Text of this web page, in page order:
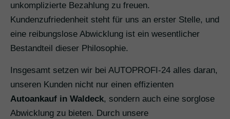
unkomplizierte Bezahlung zu freuen.
Kundenzufriedenheit steht für uns an erster Stelle, und
eine reibungslose Abwicklung ist ein wesentlicher
Bestandteil dieser Philosophie.
Insgesamt setzen wir bei AUTOPROFI-24 alles daran,
unseren Kunden nicht nur einen effizienten
Autoankauf in Waldeck, sondern auch eine sorglose
Abwicklung zu bieten. Durch unsere